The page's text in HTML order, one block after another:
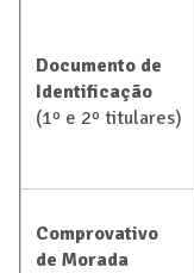
Documento de
Identificação
(1º e 2º titulares)
Comprovativo
de Morada